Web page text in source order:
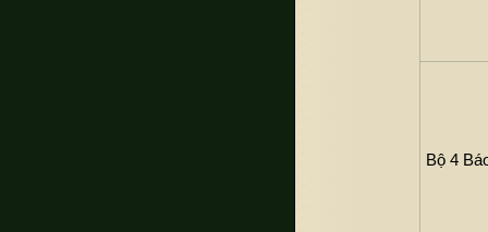
Bộ 4